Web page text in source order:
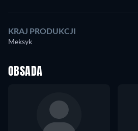
KRAJ PRODUKCJI
Meksyk
OBSADA